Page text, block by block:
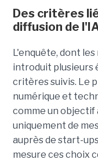
Des critères
diffusion de
L'enquête, dont
introduit plusieurs
critères suivis. Le
numérique et
comme un objectif
uniquement de
auprès de start-
mesure ces choix